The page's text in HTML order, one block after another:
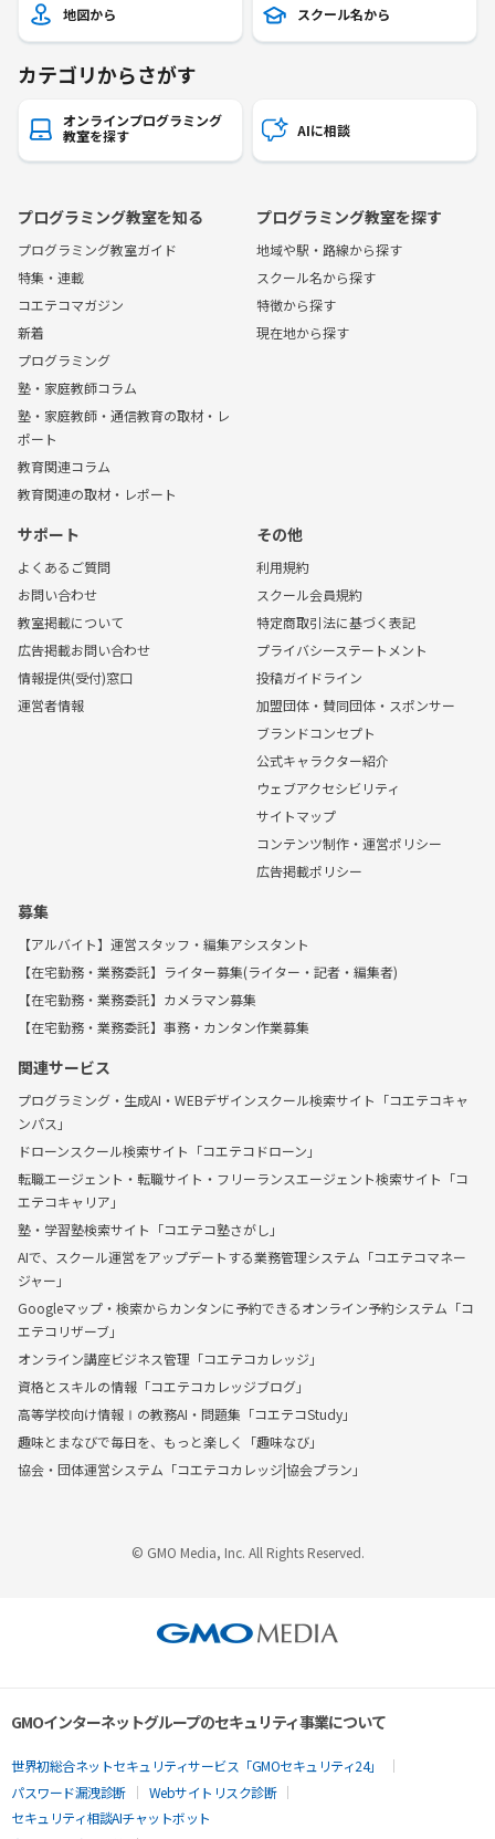
地図から スクール名から
カテゴリからさがす
オンラインプログラミング
教室を探す
AIに相談
プログラミング教室を知る
プログラミング教室ガイド
特集・連載
コエテコマガジン
新着
プログラミング
塾・家庭教師コラム
塾・家庭教師・通信教育の取材・レ
ポート
教育関連コラム
教育関連の取材・レポート
プログラミング教室を探す
地域や駅・路線から探す
スクール名から探す
特徴から探す
現在地から探す
サポート
よくあるご質問
お問い合わせ
教室掲載について
広告掲載お問い合わせ
情報提供(受付)窓口
運営者情報
その他
利用規約
スクール会員規約
特定商取引法に基づく表記
プライバシーステートメント
投稿ガイドライン
加盟団体・賛同団体・スポンサー
ブランドコンセプト
公式キャラクター紹介
ウェブアクセシビリティ
サイトマップ
コンテンツ制作・運営ポリシー
広告掲載ポリシー
募集
【アルバイト】運営スタッフ・編集アシスタント
【在宅勤務・業務委託】ライター募集(ライター・記者・編集者)
【在宅勤務・業務委託】カメラマン募集
【在宅勤務・業務委託】事務・カンタン作業募集
関連サービス
プログラミング・生成AI・WEBデザインスクール検索サイト「コエテコキャ
ンパス」
ドローンスクール検索サイト「コエテコドローン」
転職エージェント・転職サイト・フリーランスエージェント検索サイト「コ
エテコキャリア」
塾・学習塾検索サイト「コエテコ塾さがし」
AIで、スクール運営をアップデートする業務管理システム「コエテコマネー
ジャー」
Googleマップ・検索からカンタンに予約できるオンライン予約システム「コ
エテコリザーブ」
オンライン講座ビジネス管理「コエテコカレッジ」
資格とスキルの情報「コエテコカレッジブログ」
高等学校向け情報Ⅰの教務AI・問題集「コエテコStudy」
趣味とまなびで毎日を、もっと楽しく「趣味なび」
協会・団体運営システム「コエテコカレッジ|協会プラン」
© GMO Media, Inc. All Rights Reserved.
GMOインターネットグループのセキュリティ事業について
世界初総合ネットセキュリティサービス「GMOセキュリティ24」
パスワード漏洩診断
Webサイトリスク診断
セキュリティ相談AIチャットボット